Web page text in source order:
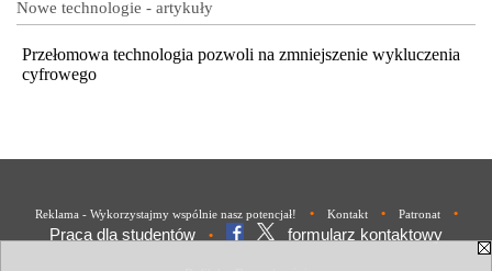
Nowe technologie - artykuły
Przełomowa technologia pozwoli na zmniejszenie wykluczenia
cyfrowego
Reklama - Wykorzystajmy wspólnie nasz potencjał! • Kontakt • Patronat •
Praca dla studentów • formularz kontaktowy